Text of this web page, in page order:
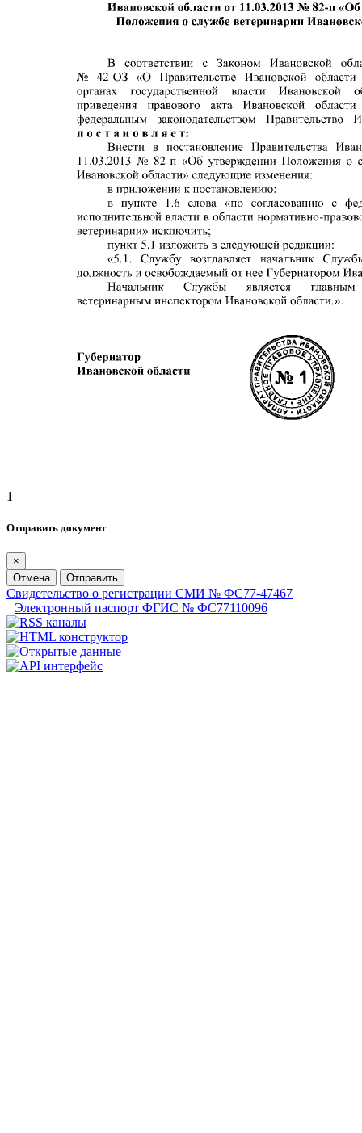
1
Отправить документ
×
Отмена
Отправить
Свидетельство о регистрации СМИ № ФС77-47467
Электронный паспорт ФГИС № ФС77110096